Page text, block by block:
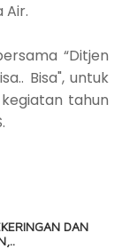
Air.
“Ditjen
Bisa", untuk
tahun
DAN